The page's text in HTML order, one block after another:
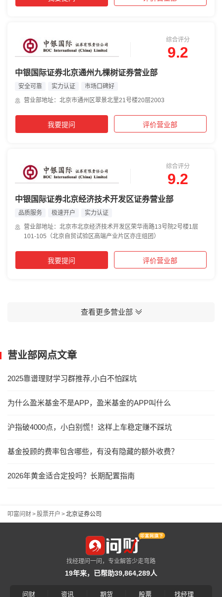
综合评分
9.2
中银国际证券北京通州九棵树证券营业部
安全可靠 实力认证
市场口碑好
营业部地址：北京市通州区翠景北里21号楼20层2003
我要提问 评价营业部
综合评分
9.2
中银国际证券北京经济技术开发区证券营业部
品质服务 极速开户
实力认证
营业部地址：北京市北京经济技术开发区荣华南路13号院2号楼1层
101-105（北京自贸试验区高端产业片区亦庄组团）
我要提问 评价营业部
查看更多营业部
营业部网点文章
2025靠谱理财学习群推荐,小白不怕踩坑
为什么盈米基金不是APP，盈米基金的APP叫什么
沪指破4000点，小白别慌！这样上车稳定赚不踩坑
基金投顾的费率包含哪些，有没有隐藏的额外收费？
2026年黄金适合定投吗？长期配置指南
叩富问财>股票开户 >北京证券公司
找经理问一问，专业解答少走弯路
19年来，已帮助39,864,289人
问财 资讯 期货 股票 找经理